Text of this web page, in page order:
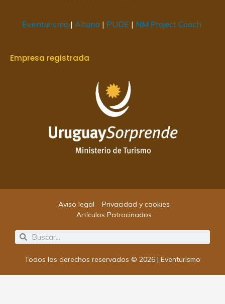
Eventurismo | Altana | PUDE | NM Project Coach
Empresa registrada
Todos los derechos reservados © 2026 | Eventurismo
SearchSearch
Aviso legal
Privacidad y cookies
Artículos Patrocinados